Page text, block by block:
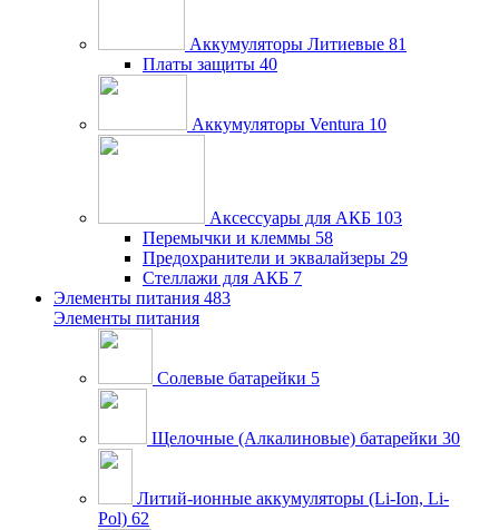
Аккумуляторы Литиевые 81
Платы защиты 40
Аккумуляторы Ventura 10
Аксессуары для АКБ 103
Перемычки и клеммы 58
Предохранители и эквалайзеры 29
Стеллажи для АКБ 7
Элементы питания 483
Элементы питания
Солевые батарейки 5
Щелочные (Алкалиновые) батарейки 30
Литий-ионные аккумуляторы (Li-Ion, Li-
Pol) 62